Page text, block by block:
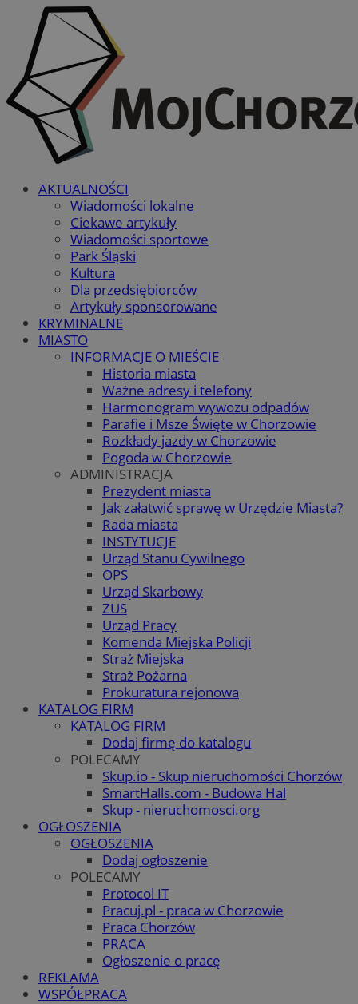
AKTUALNOŚCI
Wiadomości lokalne
Ciekawe artykuły
Wiadomości sportowe
Park Śląski
Kultura
Dla przedsiębiorców
Artykuły sponsorowane
KRYMINALNE
MIASTO
INFORMACJE O MIEŚCIE
Historia miasta
Ważne adresy i telefony
Harmonogram wywozu odpadów
Parafie i Msze Święte w Chorzowie
Rozkłady jazdy w Chorzowie
Pogoda w Chorzowie
ADMINISTRACJA
Prezydent miasta
Jak załatwić sprawę w Urzędzie Miasta?
Rada miasta
INSTYTUCJE
Urząd Stanu Cywilnego
OPS
Urząd Skarbowy
ZUS
Urząd Pracy
Komenda Miejska Policji
Straż Miejska
Straż Pożarna
Prokuratura rejonowa
KATALOG FIRM
KATALOG FIRM
Dodaj firmę do katalogu
POLECAMY
Skup.io - Skup nieruchomości Chorzów
SmartHalls.com - Budowa Hal
Skup - nieruchomosci.org
OGŁOSZENIA
OGŁOSZENIA
Dodaj ogłoszenie
POLECAMY
Protocol IT
Pracuj.pl - praca w Chorzowie
Praca Chorzów
PRACA
Ogłoszenie o pracę
REKLAMA
WSPÓŁPRACA